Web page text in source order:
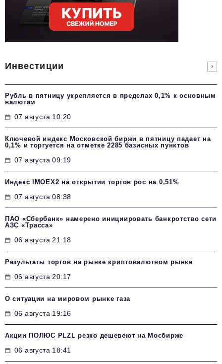
Инвестиции
Рубль в пятницу укрепляется в пределах 0,1% к основным
валютам
07 августа 10:20
Ключевой индекс Московской биржи в пятницу падает на
0,1% и торгуется на отметке 2285 базисных пунктов
07 августа 09:19
Индекс IMOEX2 на открытии торгов рос на 0,51%
07 августа 08:38
ПАО «Сбербанк» намерено инициировать банкротство сети
АЗС «Трасса»
06 августа 21:18
Результаты торгов на рынке криптовалютном рынке
06 августа 20:17
О ситуации на мировом рынке газа
06 августа 19:16
Акции ПОЛЮС PLZL резко дешевеют на Мосбирже
06 августа 18:41